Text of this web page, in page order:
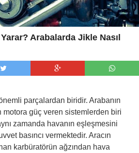
Arabalarda Jikle Nasıl
parçalardan biridir. Arabanın
motora güç veren sistemlerden biri
zamanda havanın eşleşmesini
basıncı vermektedir. Aracın
karbüratörün ağzından hava